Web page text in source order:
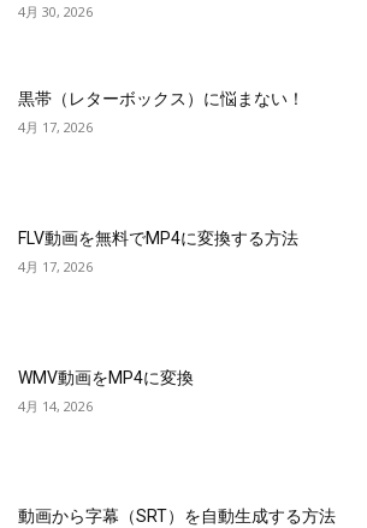
4月 30, 2026
黒帯（レターボックス）に悩まない！
4月 17, 2026
FLV動画を無料でMP4に変換する方法
4月 17, 2026
WMV動画をMP4に変換
4月 14, 2026
動画から字幕（SRT）を自動生成する方法